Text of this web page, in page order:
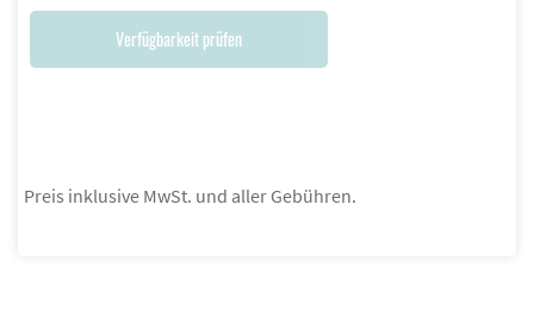
Verfügbarkeit prüfen
Preis inklusive MwSt. und aller Gebühren.